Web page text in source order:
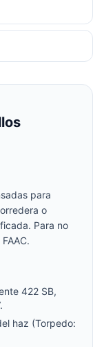
para
o
Para no
422 SB,
haz (Torpedo: